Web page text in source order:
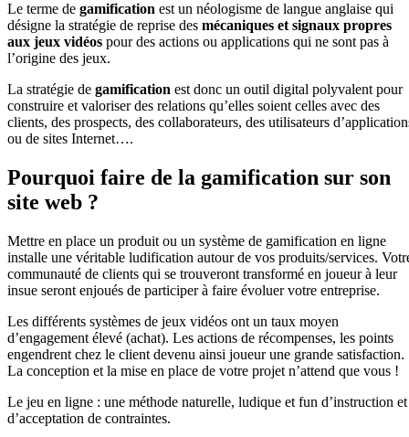
Le terme de gamification est un néologisme de langue anglaise qui
désigne la stratégie de reprise des mécaniques et signaux propres
aux jeux vidéos pour des actions ou applications qui ne sont pas à
l’origine des jeux.
La stratégie de gamification est donc un outil digital polyvalent pour
construire et valoriser des relations qu’elles soient celles avec des
clients, des prospects, des collaborateurs, des utilisateurs
ou de sites Internet….
Pourquoi faire de la gamification sur son
site web ?
Mettre en place un produit ou un système de gamification en ligne
installe une véritable ludification autour de vos produits/services.
communauté de clients qui se trouveront transformé en joueur à leur
insue seront enjoués de participer à faire évoluer votre entreprise.
Les différents systèmes de jeux vidéos ont un taux moyen
d’engagement élevé (achat). Les actions de récompenses, les points
engendrent chez le client devenu ainsi joueur une grande satisfaction.
La conception et la mise en place de votre projet n’attend que vous !
Le jeu en ligne : une méthode naturelle, ludique et fun d’instruction et
d’acceptation de contraintes.